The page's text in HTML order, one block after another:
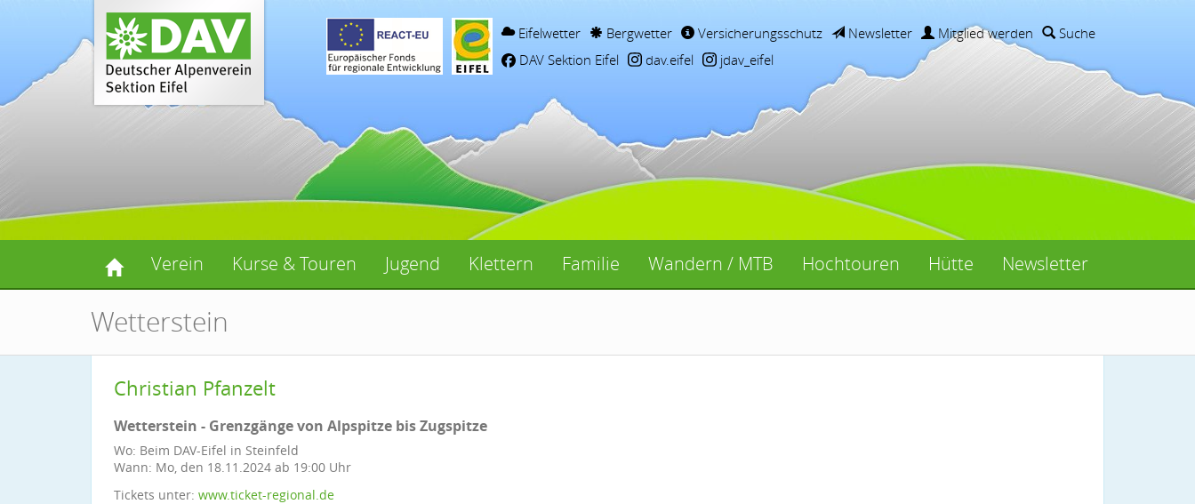
Eifelwetter Bergwetter Versicherungsschutz Newsletter Mitglied werden
Suche
DAV Sektion Eifel
dav.eifel jdav_eifel
Verein Kurse & Touren Jugend Klettern Familie Wandern / MTB Hochtouren Hütte Newsletter
Wetterstein
Christian Pfanzelt
Wetterstein - Grenzgänge von Alpspitze bis Zugspitze
Wo: Beim DAV-Eifel in Steinfeld
Wann: Mo, den 18.11.2024 ab 19:00 Uhr
Tickets unter: www.ticket-regional.de